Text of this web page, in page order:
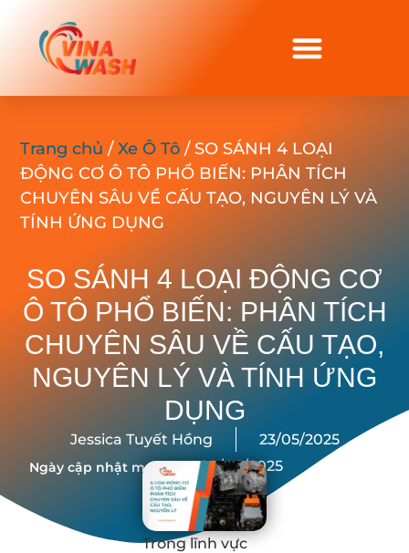
Trang chủ /Xe Ô Tô / SO SÁNH 4 LOẠI
ĐỘNG CƠ Ô TÔ PHỔ BIẾN: PHÂN TÍCH
CHUYÊN SÂU VỀ CẤU TẠO, NGUYÊN LÝ VÀ
TÍNH ỨNG DỤNG
SO SÁNH 4 LOẠI ĐỘNG CƠ
Ô TÔ PHỔ BIẾN: PHÂN TÍCH
CHUYÊN SÂU VỀ CẤU TẠO,
NGUYÊN LÝ VÀ TÍNH ỨNG
DỤNG
Jessica Tuyết Hồng 23/05/2025
Ngày cập nhật mới nhất: 20/06/2025
Trong lĩnh vực